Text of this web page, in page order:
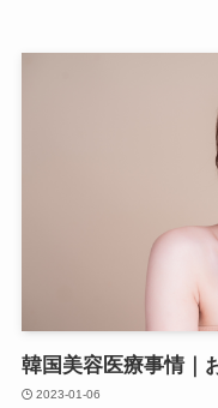
韓国美容医療事情｜
2023-01-06